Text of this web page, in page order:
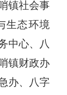
镇社会事
生态环境
中心、八
镇财政办
办、 八字